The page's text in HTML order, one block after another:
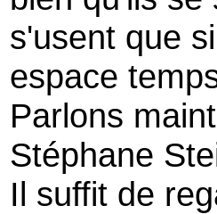
s'usent que
espace
Parlons
Stéphane
Il suffit de